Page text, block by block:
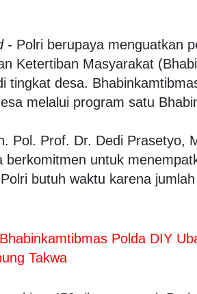
- Polri berupaya menguatkan
Ketertiban Masyarakat
tingkat desa.
melalui program satu
Pol. Prof. Dr. Dedi Prasetyo,
berkomitmen untuk
butuh waktu karena
Polda DIY
Takwa